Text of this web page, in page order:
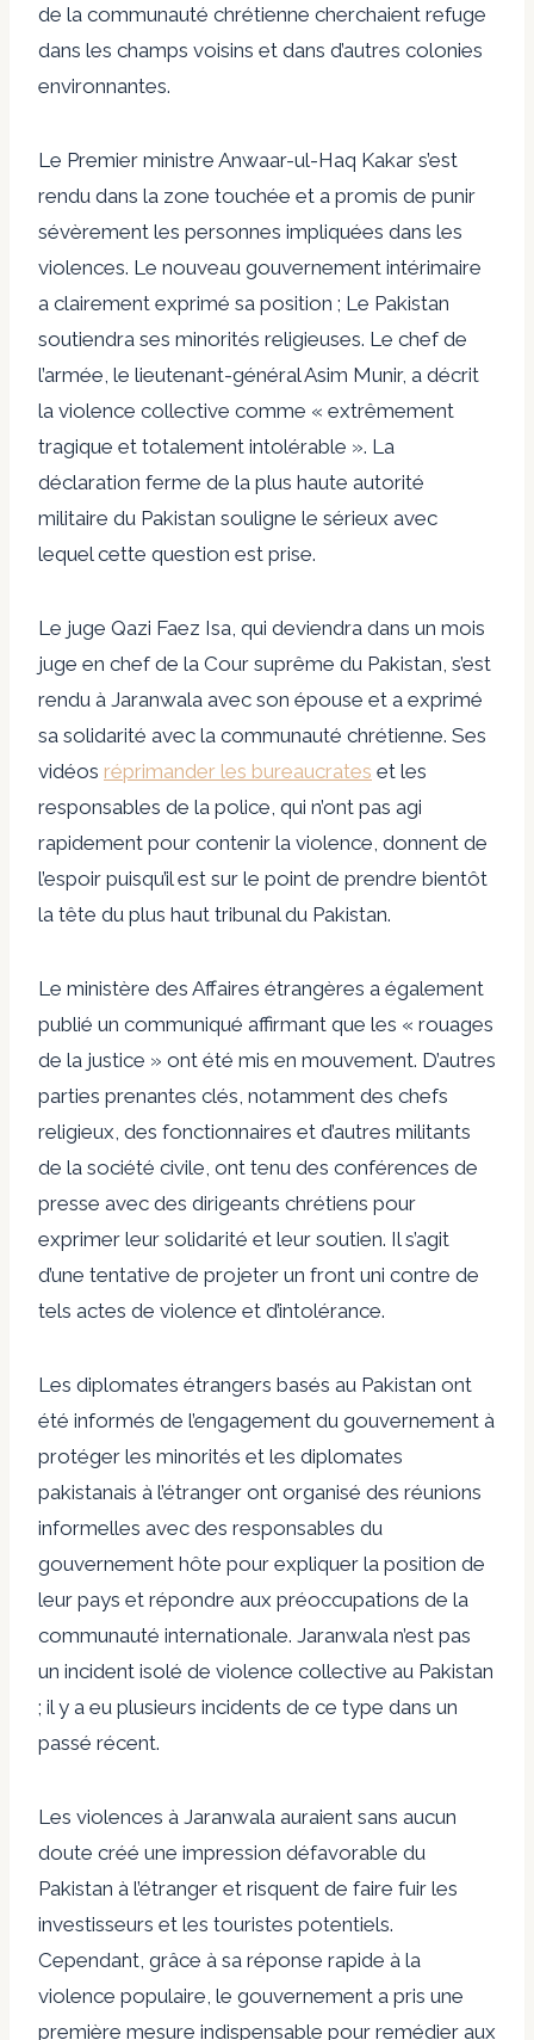
de la communauté chrétienne cherchaient refuge
dans les champs voisins et dans d’autres colonies
environnantes.
Le Premier ministre Anwaar-ul-Haq Kakar s’est
rendu dans la zone touchée et a promis de punir
sévèrement les personnes impliquées dans les
violences. Le nouveau gouvernement intérimaire
a clairement exprimé sa position ; Le Pakistan
soutiendra ses minorités religieuses. Le chef de
l’armée, le lieutenant-général Asim Munir, a décrit
la violence collective comme « extrêmement
tragique et totalement intolérable ». La
déclaration ferme de la plus haute autorité
militaire du Pakistan souligne le sérieux avec
lequel cette question est prise.
Le juge Qazi Faez Isa, qui deviendra dans un mois
juge en chef de la Cour suprême du Pakistan, s’est
rendu à Jaranwala avec son épouse et a exprimé
sa solidarité avec la communauté chrétienne. Ses
vidéos réprimander les bureaucrates et les
responsables de la police, qui n’ont pas agi
rapidement pour contenir la violence, donnent de
l’espoir puisqu’il est sur le point de prendre bientôt
la tête du plus haut tribunal du Pakistan.
Le ministère des Affaires étrangères a également
publié un communiqué affirmant que les « rouages
​​de la justice » ont été mis en mouvement. D’autres
parties prenantes clés, notamment des chefs
religieux, des fonctionnaires et d’autres militants
de la société civile, ont tenu des conférences de
presse avec des dirigeants chrétiens pour
exprimer leur solidarité et leur soutien. Il s’agit
d’une tentative de projeter un front uni contre de
tels actes de violence et d’intolérance.
Les diplomates étrangers basés au Pakistan ont
été informés de l’engagement du gouvernement à
protéger les minorités et les diplomates
pakistanais à l’étranger ont organisé des réunions
informelles avec des responsables du
gouvernement hôte pour expliquer la position de
leur pays et répondre aux préoccupations de la
communauté internationale. Jaranwala n’est pas
un incident isolé de violence collective au Pakistan
; il y a eu plusieurs incidents de ce type dans un
passé récent.
Les violences à Jaranwala auraient sans aucun
doute créé une impression défavorable du
Pakistan à l’étranger et risquent de faire fuir les
investisseurs et les touristes potentiels.
Cependant, grâce à sa réponse rapide à la
violence populaire, le gouvernement a pris une
première mesure indispensable pour remédier aux